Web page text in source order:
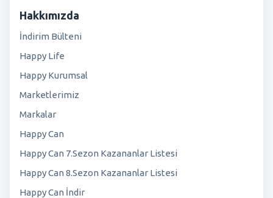
Hakkımızda
İndirim Bülteni
Happy Life
Happy Kurumsal
Marketlerimiz
Markalar
Happy Can
Happy Can 7.Sezon Kazananlar Listesi
Happy Can 8.Sezon Kazananlar Listesi
Happy Can İndir